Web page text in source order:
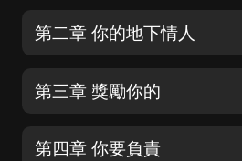
第二章 你的地下情人
第三章 獎勵你的
第四章 你要負責